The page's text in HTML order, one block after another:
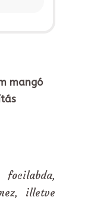
mangó
focilabda,
illetve